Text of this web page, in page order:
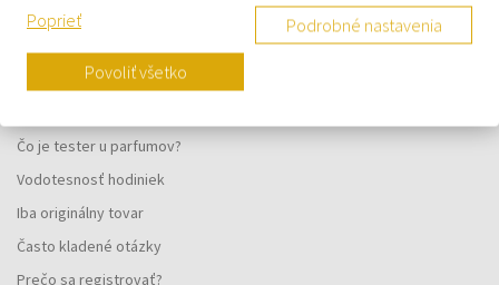
Reklamačný formulár
Kedy obdržím objednaný tovar?
Čo je tester u parfumov?
Vodotesnosť hodiniek
Iba originálny tovar
Často kladené otázky
Prečo sa registrovať?
Poprieť Podrobné nastavenia
Povoliť všetko